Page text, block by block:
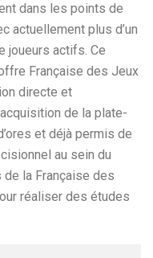
dans les points de
actuellement plus d’un
joueurs actifs. Ce
Française des Jeux
directe et
de la plate-
et déjà permis de
au sein du
la Française des
réaliser des études